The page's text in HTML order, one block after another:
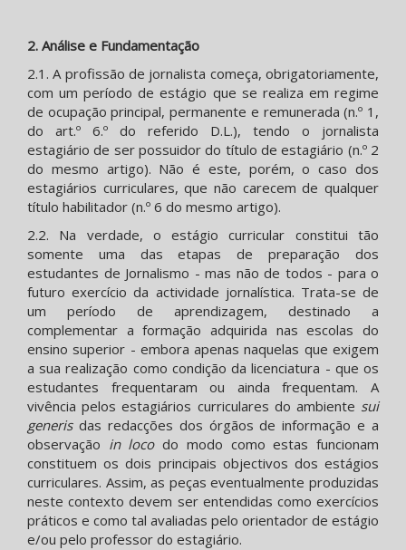
2. Análise e Fundamentação
2.1. A profissão de jornalista começa, obrigatoriamente,
com um período de estágio que se realiza em regime
de ocupação principal, permanente e remunerada (n.º 1,
do art.º 6.º do referido D.L.), tendo o jornalista
estagiário de ser possuidor do título de estagiário (n.º 2
do mesmo artigo). Não é este, porém, o caso dos
estagiários curriculares, que não carecem de qualquer
título habilitador (n.º 6 do mesmo artigo).
2.2. Na verdade, o estágio curricular constitui tão
somente uma das etapas de preparação dos
estudantes de Jornalismo - mas não de todos - para o
futuro exercício da actividade jornalística. Trata-se de
um período de aprendizagem, destinado a
complementar a formação adquirida nas escolas do
ensino superior - embora apenas naquelas que exigem
a sua realização como condição da licenciatura - que os
estudantes frequentaram ou ainda frequentam. A
vivência pelos estagiários curriculares do ambiente sui
generis das redacções dos órgãos de informação e a
observação in loco do modo como estas funcionam
constituem os dois principais objectivos dos estágios
curriculares. Assim, as peças eventualmente produzidas
neste contexto devem ser entendidas como exercícios
práticos e como tal avaliadas pelo orientador de estágio
e/ou pelo professor do estagiário.